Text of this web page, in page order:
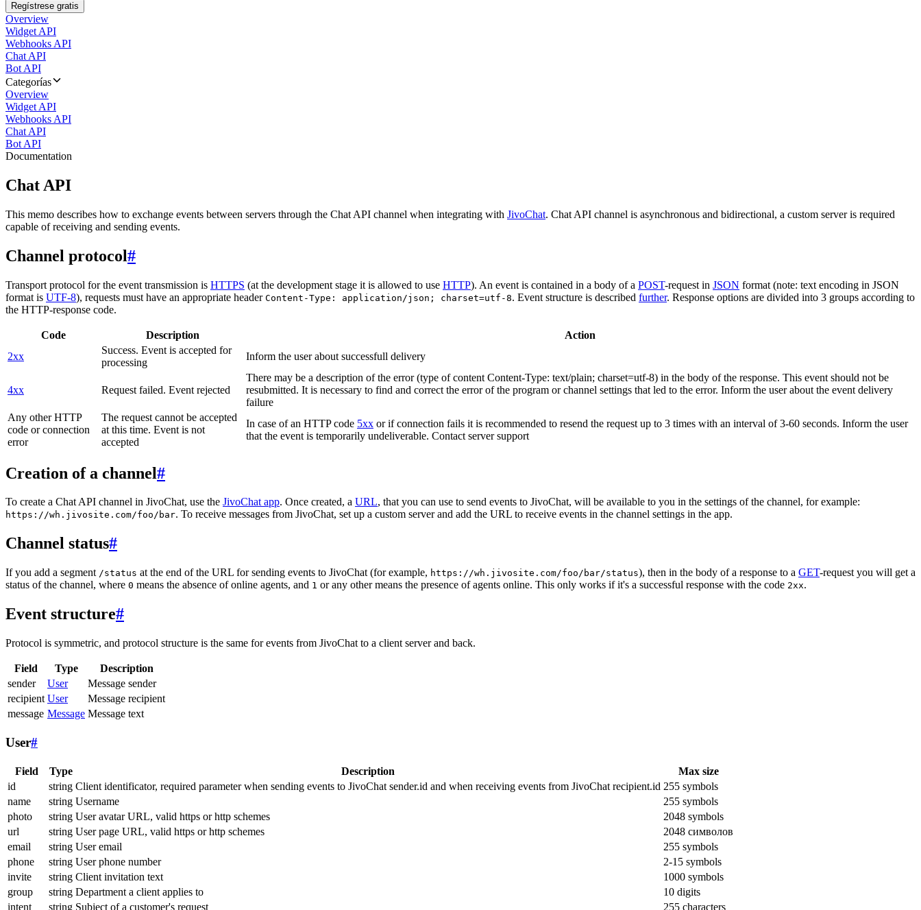
Regístrese gratis
Overview
Widget API
Webhooks API
Chat API
Bot API
Categorías
Overview
Widget API
Webhooks API
Chat API
Bot API
Documentation
Chat API
This memo describes how to exchange events between servers through the Chat API channel when integrating with JivoChat. Chat API channel is asynchronous and bidirectional, a custom server is required
capable of receiving and sending events.
Channel protocol#
Transport protocol for the event transmission is HTTPS (at the development stage it is allowed to use HTTP). An event is contained in a body of a POST-request in JSON format (note: text encoding in JSON
format is UTF-8), requests must have an appropriate header Content-Type: application/json; charset=utf-8. Event structure is described further. Response options are divided into 3 groups according to
the HTTP-response code.
Code Description
Action
2xx
Success. Event is accepted for
processing
Inform the user about successfull delivery
4xx Request failed. Event rejected
There may be a description of the error (type of content Content-Type: text/plain; charset=utf-8) in the body of the response. This event should not be
resubmitted. It is necessary to find and correct the error of the program or channel settings that led to the error. Inform the user about the event delivery
failure
Any other HTTP
code or connection
error
The request cannot be accepted
at this time. Event is not
accepted
In case of an HTTP code 5xx or if connection fails it is recommended to resend the request up to 3 times with an interval of 3-60 seconds. Inform the user
that the event is temporarily undeliverable. Contact server support
Creation of a channel#
To create a Chat API channel in JivoChat, use the JivoChat app. Once created, a URL, that you can use to send events to JivoChat, will be available to you in the settings of the channel, for example:
https://wh.jivosite.com/foo/bar. To receive messages from JivoChat, set up a custom server and add the URL to receive events in the channel settings in the app.
Channel status#
If you add a segment /status at the end of the URL for sending events to JivoChat (for example, https://wh.jivosite.com/foo/bar/status), then in the body of a response to a GET-request you will get a
status of the channel, where 0 means the absence of online agents, and 1 or any other means the presence of agents online. This only works if it's a successful response with the code 2xx.
Event structure#
Protocol is symmetric, and protocol structure is the same for events from JivoChat to a client server and back.
Field Type
Description
sender
User
Message sender
recipient User
Message recipient
message Message Message text
User#
Field Type Description
Max size
id
string Client identificator, required parameter when sending events to JivoChat sender.id and when receiving events from JivoChat recipient.id 255 symbols
name
string Username
255 symbols
photo
string User avatar URL, valid https or http schemes
2048 symbols
url
string User page URL, valid https or http schemes
2048 символов
email
string User email
255 symbols
phone
string User phone number
2-15 symbols
invite
string Client invitation text
1000 symbols
group
string Department a client applies to
10 digits
intent
string Subject of a customer's request 255 characters